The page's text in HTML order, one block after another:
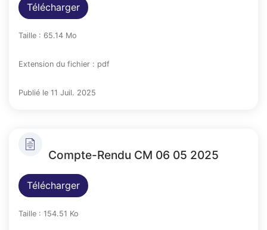
Télécharger
Taille : 65.14 Mo
Extension du fichier : pdf
Publié le 11 Juil. 2025
Compte-Rendu CM 06 05 2025
Télécharger
Taille : 154.51 Ko